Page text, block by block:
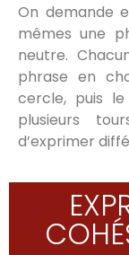
On demande
mêmes une
neutre.
phrase en
cercle, puis
plusieurs
d’exprimer